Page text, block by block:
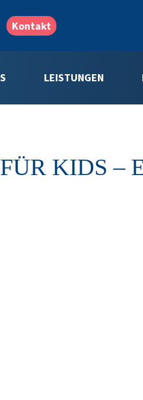
Kontakt
LEISTUNGEN
KIDS –